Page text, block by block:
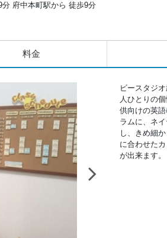
府中本町駅から 徒歩9分
料金
ビースタジ
人ひとりの
供向けの英
ラムに、ネ
し、きめ細
に合わせた
が出来ます。